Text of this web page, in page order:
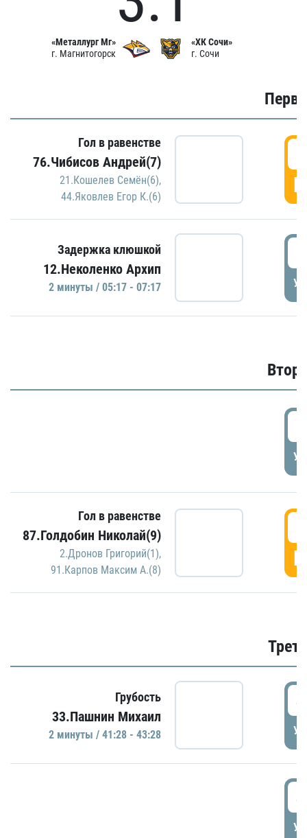
«Металлург Мг»
г. Магнитогорск
«ХК Сочи»
г. Сочи
Гол в равенстве
76.Чибисов Андрей(7)
21.Кошелев Семён(6),
44.Яковлев Егор К.(6)
Задержка клюшкой
12.Неколенко Архип
2 минуты / 05:17 - 07:17
Гол в равенстве
87.Голдобин Николай(9)
2.Дронов Григорий(1),
91.Карпов Максим А.(8)
Грубость
33.Пашнин Михаил
2 минуты / 41:28 - 43:28